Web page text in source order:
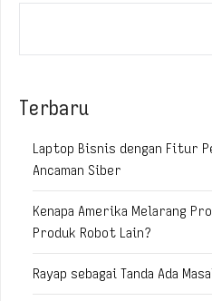
Terbaru
Laptop Bisnis dengan Fitur
Ancaman Siber
Kenapa Amerika Melarang
Produk Robot Lain?
Rayap sebagai Tanda Ada